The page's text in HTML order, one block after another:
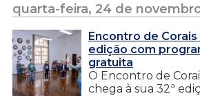
quarta-feira, 24 de
Encontro de Corais
edição com
gratuita
O Encontro de
chega à sua 32ª